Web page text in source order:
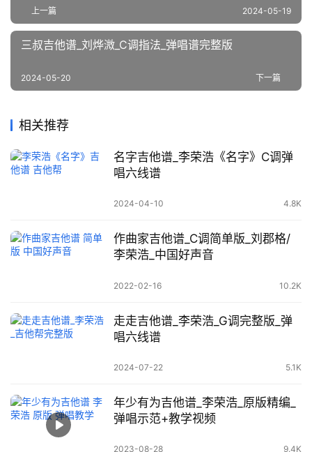
上一篇 2024-05-19
三叔吉他谱_刘烨溦_C调指法_弹唱谱完整版
下一篇
2024-05-20
相关推荐
名字吉他谱_李荣浩《名字》C调弹
唱六线谱
2024-04-10 4.8K
作曲家吉他谱_C调简单版_刘郡格/
李荣浩_中国好声音
2022-02-16 10.2K
走走吉他谱_李荣浩_G调完整版_弹
唱六线谱
2024-07-22 5.1K
年少有为吉他谱_李荣浩_原版精编_
弹唱示范+教学视频
2023-08-28 9.4K